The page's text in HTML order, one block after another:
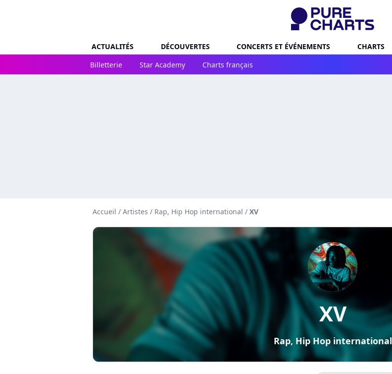
ACTUALITÉS DÉCOUVERTES CONCERTS ET ÉVÉNEMENTS CHARTS
Billetterie
Star Academy Charts français
Accueil / Artistes / Rap, Hip Hop international / XV
XV
Rap, Hip Hop international